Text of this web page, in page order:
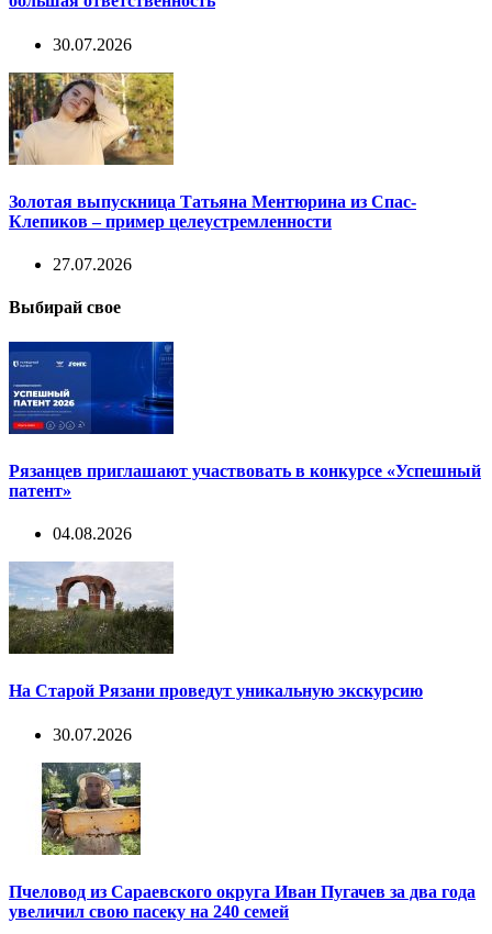
30.07.2026
Золотая выпускница Татьяна Ментюрина из Спас-
Клепиков – пример целеустремленности
27.07.2026
Выбирай свое
Рязанцев приглашают участвовать в конкурсе «Успешный
патент»
04.08.2026
На Старой Рязани проведут уникальную экскурсию
30.07.2026
Пчеловод из Сараевского округа Иван Пугачев за два года
увеличил свою пасеку на 240 семей